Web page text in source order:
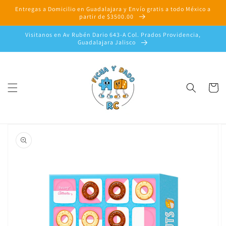
directamente
Entregas a Domicilio en Guadalajara y Envío gratis a todo México a
partir de $3500.00
Visitanos en Av Rubén Dario 643-A Col. Prados Providencia,
Guadalajara Jalisco
Carrito
a la
información